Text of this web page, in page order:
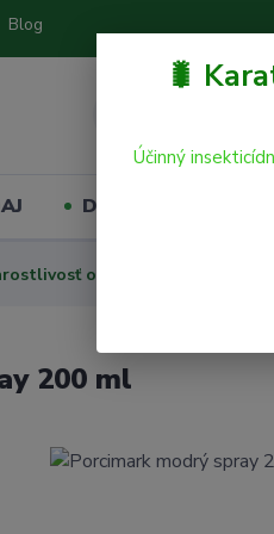
Blog
Domáci miláčikovia
o psa
200 ml
🐛
Účinný